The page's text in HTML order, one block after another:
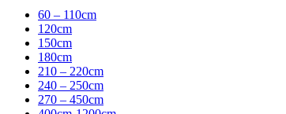
60 – 110cm
120cm
150cm
180cm
210 – 220cm
240 – 250cm
270 – 450cm